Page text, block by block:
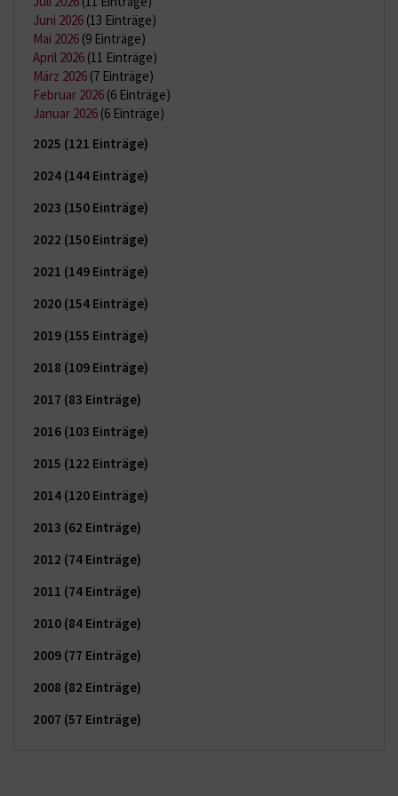
Juni 2026 (13 Einträge)
Mai 2026 (9 Einträge)
April 2026 (11 Einträge)
März 2026 (7 Einträge)
Februar 2026 (6 Einträge)
Januar 2026 (6 Einträge)
2025 (121 Einträge)
2024 (144 Einträge)
2023 (150 Einträge)
2022 (150 Einträge)
2021 (149 Einträge)
2020 (154 Einträge)
2019 (155 Einträge)
2018 (109 Einträge)
2017 (83 Einträge)
2016 (103 Einträge)
2015 (122 Einträge)
2014 (120 Einträge)
2013 (62 Einträge)
2012 (74 Einträge)
2011 (74 Einträge)
2010 (84 Einträge)
2009 (77 Einträge)
2008 (82 Einträge)
2007 (57 Einträge)